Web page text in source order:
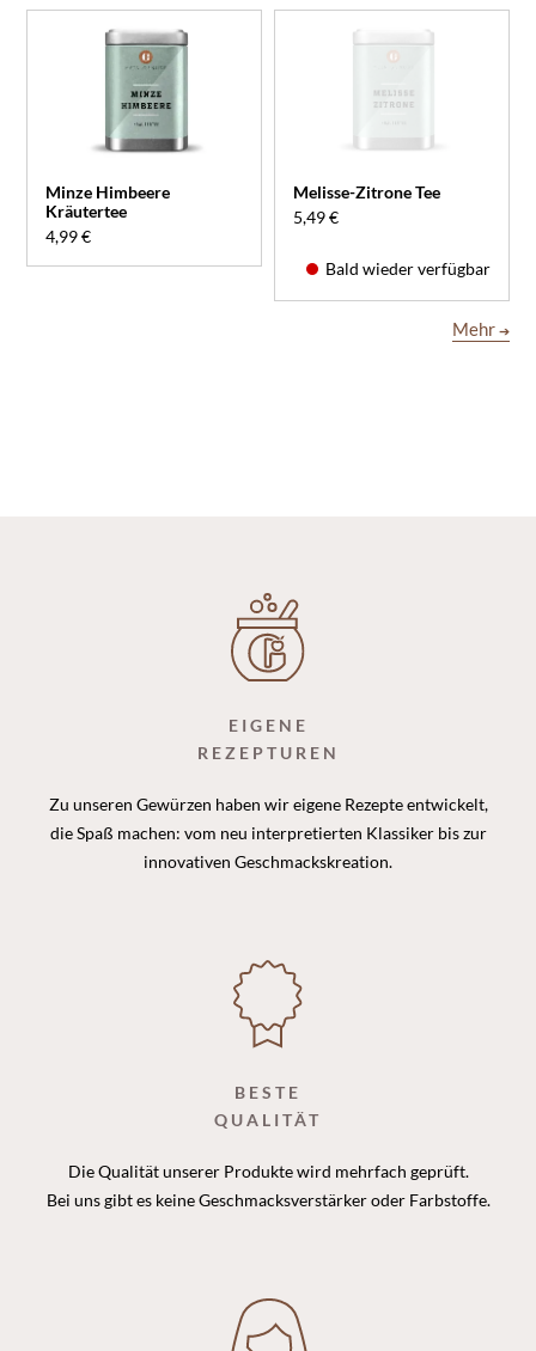
Minze Himbeere
Kräutertee
4,99 €
Melisse-Zitrone Tee
5,49 €
Bald wieder verfügbar
Mehr ➔
EIGENE
REZEPTUREN
Zu unseren Gewürzen haben wir eigene Rezepte entwickelt,
die Spaß machen: vom neu interpretierten Klassiker bis zur
innovativen Geschmackskreation.
BESTE
QUALITÄT
Die Qualität unserer Produkte wird mehrfach geprüft.
Bei uns gibt es keine Geschmacksverstärker oder Farbstoffe.